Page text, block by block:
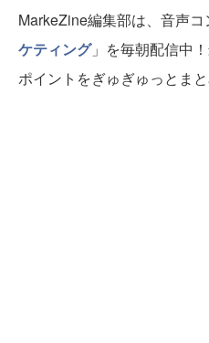
MarkeZine編集部は、音声
ケティング」を毎朝配信中
ポイントをぎゅぎゅっとまと